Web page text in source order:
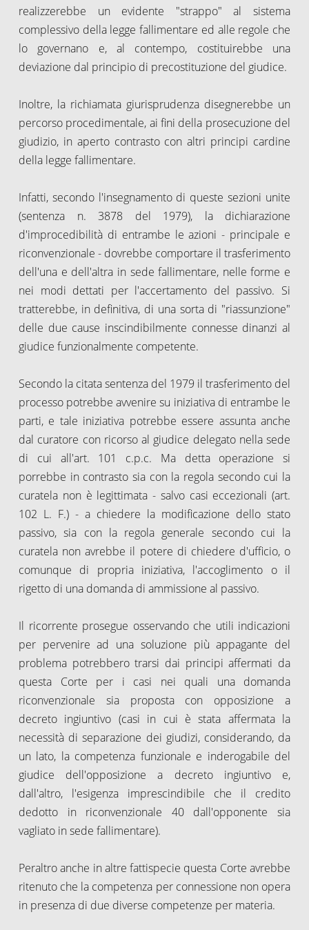
realizzerebbe un evidente "strappo" al sistema
complessivo della legge fallimentare ed alle regole che
lo governano e, al contempo, costituirebbe una
deviazione dal principio di precostituzione del giudice.
Inoltre, la richiamata giurisprudenza disegnerebbe un
percorso procedimentale, ai fini della prosecuzione del
giudizio, in aperto contrasto con altri principi cardine
della legge fallimentare.
Infatti, secondo l'insegnamento di queste sezioni unite
(sentenza n. 3878 del 1979), la dichiarazione
d'improcedibilità di entrambe le azioni - principale e
riconvenzionale - dovrebbe comportare il trasferimento
dell'una e dell'altra in sede fallimentare, nelle forme e
nei modi dettati per l'accertamento del passivo. Si
tratterebbe, in definitiva, di una sorta di "riassunzione"
delle due cause inscindibilmente connesse dinanzi al
giudice funzionalmente competente.
Secondo la citata sentenza del 1979 il trasferimento del
processo potrebbe avvenire su iniziativa di entrambe le
parti, e tale iniziativa potrebbe essere assunta anche
dal curatore con ricorso al giudice delegato nella sede
di cui all'art. 101 c.p.c. Ma detta operazione si
porrebbe in contrasto sia con la regola secondo cui la
curatela non è legittimata - salvo casi eccezionali (art.
102 L. F.) - a chiedere la modificazione dello stato
passivo, sia con la regola generale secondo cui la
curatela non avrebbe il potere di chiedere d'ufficio, o
comunque di propria iniziativa, l'accoglimento o il
rigetto di una domanda di ammissione al passivo.
Il ricorrente prosegue osservando che utili indicazioni
per pervenire ad una soluzione più appagante del
problema potrebbero trarsi dai principi affermati da
questa Corte per i casi nei quali una domanda
riconvenzionale sia proposta con opposizione a
decreto ingiuntivo (casi in cui è stata affermata la
necessità di separazione dei giudizi, considerando, da
un lato, la competenza funzionale e inderogabile del
giudice dell'opposizione a decreto ingiuntivo e,
dall'altro, l'esigenza imprescindibile che il credito
dedotto in riconvenzionale 40 dall'opponente sia
vagliato in sede fallimentare).
Peraltro anche in altre fattispecie questa Corte avrebbe
ritenuto che la competenza per connessione non opera
in presenza di due diverse competenze per materia.